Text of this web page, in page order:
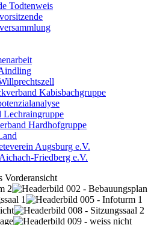
Todtenweis
Kabisbachgruppe
Lechraingruppe
Hardhofgruppe
Augsburg e.V.
Friedberg e.V.